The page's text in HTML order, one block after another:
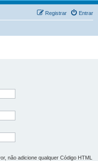
Entrar
Registrar
não adicione qualquer Código HTML